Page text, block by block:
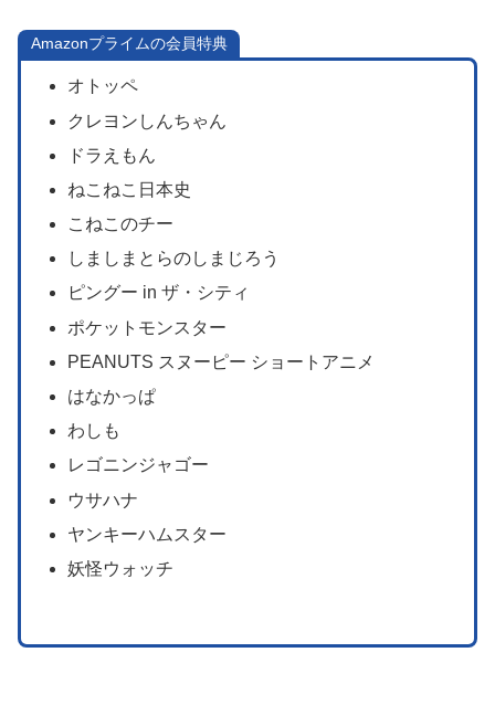
Amazonプライムの会員特典
オトッペ
クレヨンしんちゃん
ドラえもん
ねこねこ日本史
こねこのチー
しましまとらのしまじろう
ピングー in ザ・シティ
ポケットモンスター
PEANUTS スヌーピー ショートアニメ
はなかっぱ
わしも
レゴニンジャゴー
ウサハナ
ヤンキーハムスター
妖怪ウォッチ